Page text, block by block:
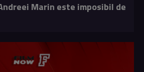
Marin este imposibil de